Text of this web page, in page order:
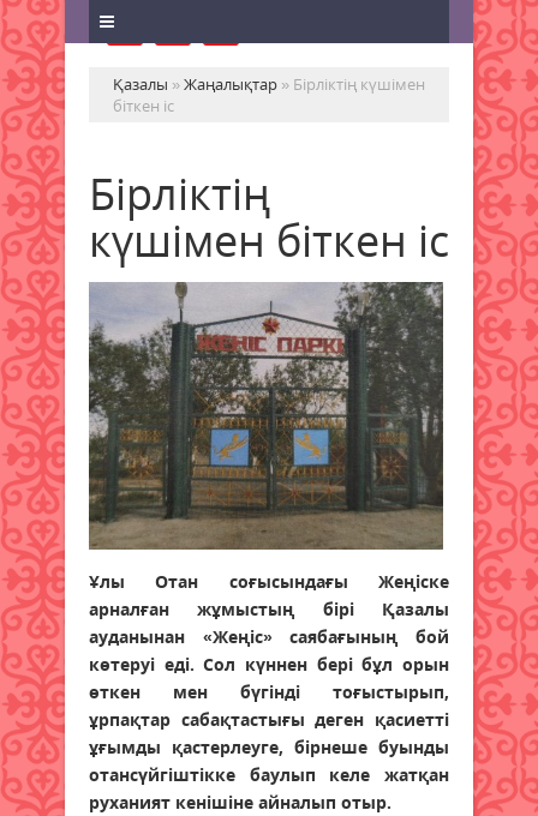
Қазалы »Жаңалықтар » Бірліктің күшімен
біткен іс
Бірліктің
күшімен біткен іс
Ұлы Отан соғысындағы Жеңіске
арналған жұмыстың бірі Қазалы
ауданынан «Жеңіс» саябағының бой
көтеруі еді. Сол күннен бері бұл орын
өткен мен бүгінді тоғыстырып,
ұрпақтар сабақтастығы деген қасиетті
ұғымды қастерлеуге, бірнеше буынды
отансүйгіштікке баулып келе жатқан
руханият кенішіне айналып отыр.